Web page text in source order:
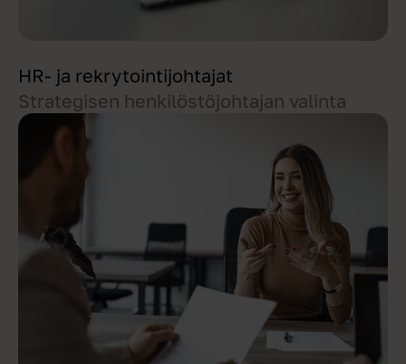
HR- ja rekrytointijohtajat
Strategisen henkilöstöjohtajan valinta